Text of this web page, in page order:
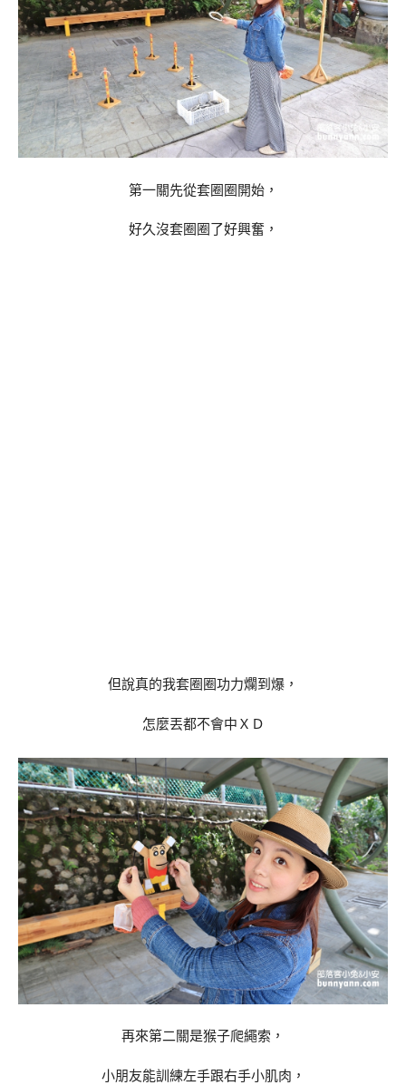
第一關先從套圈圈開始，
好久沒套圈圈了好興奮，
但說真的我套圈圈功力爛到爆，
怎麼丟都不會中ＸＤ
再來第二關是猴子爬繩索，
小朋友能訓練左手跟右手小肌肉，